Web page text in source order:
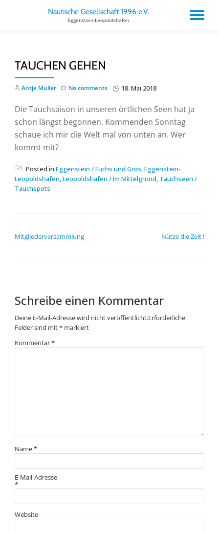
Nautische Gesellschaft 1996 e.V.
Eggenstein-Leopoldshafen
TAUCHEN GEHEN
Antje Müller 18. Mai 2018
No comments
Die Tauchsaison in unseren örtlichen Seen hat ja
schon längst begonnen. Kommenden Sonntag
schaue ich mir die Welt mal von unten an. Wer
kommt mit?
Posted in Eggenstein / Fuchs und Gros,Eggenstein-
Leopoldshafen,Leopoldshafen / Im Mittelgrund, Tauchseen /
Tauchspots
Mitgliederversammlung Nütze die Zeit !
Schreibe einen Kommentar
Deine E-Mail-Adresse wird nicht veröffentlicht.Erforderliche
Felder sind mit* markiert
Kommentar*
Name*
E-Mail-Adresse
*
Website